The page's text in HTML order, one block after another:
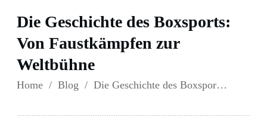
Die Geschichte des Boxsports:
Von Faustkämpfen zur
Weltbühne
Home / Blog / Die Geschichte des Boxsports: Von Faustkämpfen zur Weltbühne